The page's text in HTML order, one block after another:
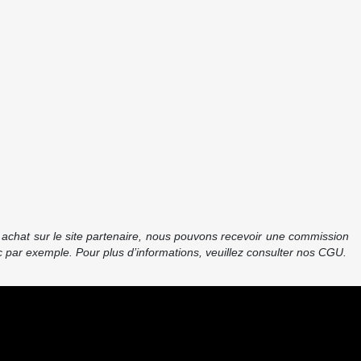
sur le site partenaire, nous pouvons recevoir une commission
exemple. Pour plus d’informations, veuillez consulter nos CGU.